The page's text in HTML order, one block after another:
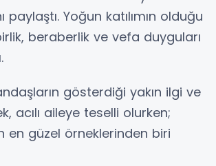
paylaştı. Yoğun katılımın olduğu
beraberlik ve vefa duyguları
gösterdiği yakın ilgi ve
acılı aileye teselli olurken;
en güzel örneklerinden biri